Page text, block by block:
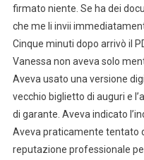
firmato niente. Se ha dei
che me li invii
Cinque minuti dopo arrivò il
Vanessa non aveva solo
Aveva usato una versione
vecchio biglietto di auguri e
di garante. Aveva indicato
Aveva praticamente tentato
reputazione professionale